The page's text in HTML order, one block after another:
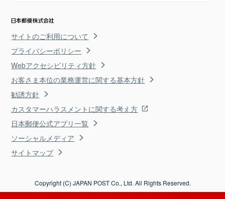
サイトのご利用について
プライバシーポリシー
Webアクセシビリティ方針
お客さま本位の業務運営に関する基本方針
勧誘方針
カスタマーハラスメントに関する考え方
日本郵便公式アプリ一覧
ソーシャルメディア
サイトマップ
Copyright (C) JAPAN POST Co., Ltd. All Rights Reserved.